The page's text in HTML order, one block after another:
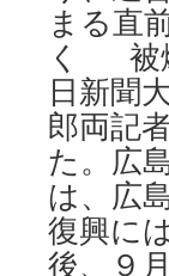
まる直
く 被
日新聞
郎両記
た。広
は、広
復興に
後、９